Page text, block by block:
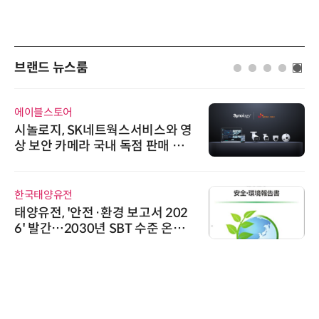
브랜드 뉴스룸
에이블스토어
시놀로지, SK네트웍스서비스와 영
상 보안 카메라 국내 독점 판매 파
한국태양유전
태양유전, '안전·환경 보고서 202
6' 발간…2030년 SBT 수준 온실